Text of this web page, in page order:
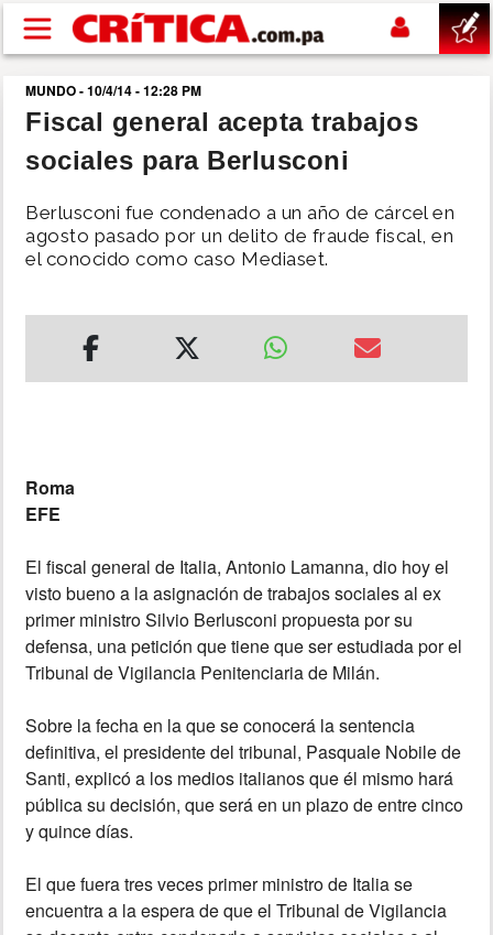
Pasar al contenido principal
buscar
SUCESOS
NACIONAL
MULTIMEDIA
MUNDO - 10/4/14 - 12:28 PM
Fiscal general acepta trabajos
sociales para Berlusconi
Berlusconi fue condenado a un año de cárcel en
agosto pasado por un delito de fraude fiscal, en
el conocido como caso Mediaset.
Roma
EFE
El fiscal general de Italia, Antonio Lamanna, dio hoy el
visto bueno a la asignación de trabajos sociales al ex
primer ministro Silvio Berlusconi propuesta por su
defensa, una petición que tiene que ser estudiada por el
Tribunal de Vigilancia Penitenciaria de Milán.
Sobre la fecha en la que se conocerá la sentencia
definitiva, el presidente del tribunal, Pasquale Nobile de
Santi, explicó a los medios italianos que él mismo hará
pública su decisión, que será en un plazo de entre cinco
y quince días.
El que fuera tres veces primer ministro de Italia se
encuentra a la espera de que el Tribunal de Vigilancia